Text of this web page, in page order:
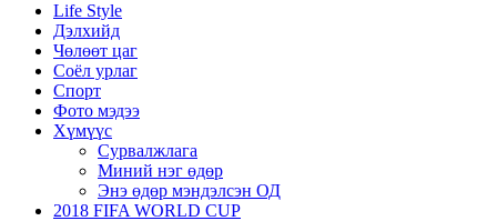
Life Style
Дэлхийд
Чөлөөт цаг
Соёл урлаг
Спорт
Фото мэдээ
Хүмүүс
Сурвалжлага
Миний нэг өдөр
Энэ өдөр мэндэлсэн ОД
2018 FIFA WORLD CUP